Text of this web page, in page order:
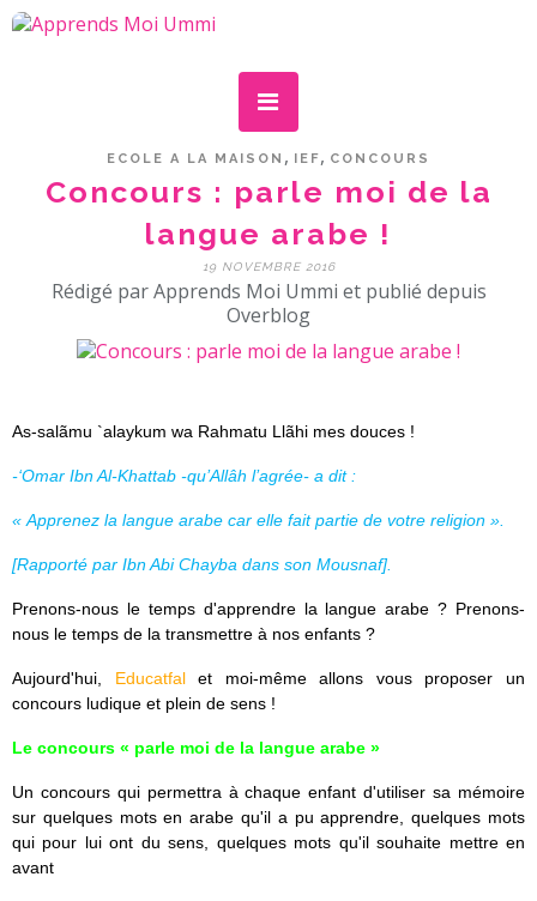
ECOLE A LA MAISON , IEF, CONCOURS
Concours : parle moi de la
langue arabe !
19 NOVEMBRE 2016
Rédigé par Apprends Moi Ummi et publié depuis
Overblog
As-salãmu `alaykum wa Rahmatu Llãhi mes douces !
-‘Omar Ibn Al-Khattab -qu’Allâh l’agrée- a dit :
« Apprenez la langue arabe car elle fait partie de votre religion ».
[Rapporté par Ibn Abi Chayba dans son Mousnaf].
Prenons-nous le temps d'apprendre la langue arabe ? Prenons-
nous le temps de la transmettre à nos enfants ?
Aujourd'hui, Educatfal
et moi-même allons vous proposer un
concours ludique et plein de sens !
Le concours « parle moi de la langue arabe »
Un concours qui permettra à chaque enfant d'utiliser sa mémoire
sur quelques mots en arabe qu'il a pu apprendre, quelques mots
qui pour lui ont du sens, quelques mots qu'il souhaite mettre en
avant